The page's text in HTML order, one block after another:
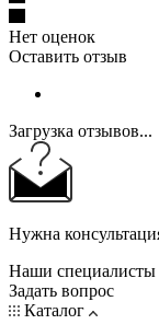
Нет оценок
Оставить отзыв
Загрузка отзывов...
Нужна
Наши специалисты
Задать вопрос
Каталог